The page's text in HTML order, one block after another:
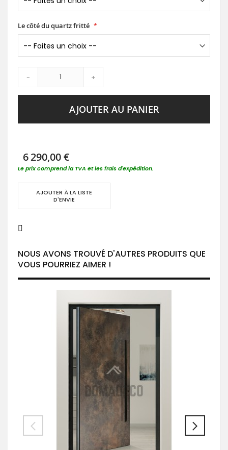
Le côté du quartz fritté
- +
AJOUTER AU PANIER
6 290,00 €
Le prix comprend la TVA et les frais d'expédition.
AJOUTER À LA LISTE
D'ENVIE
NOUS AVONS TROUVÉ D'AUTRES PRODUITS QUE
VOUS POURRIEZ AIMER !